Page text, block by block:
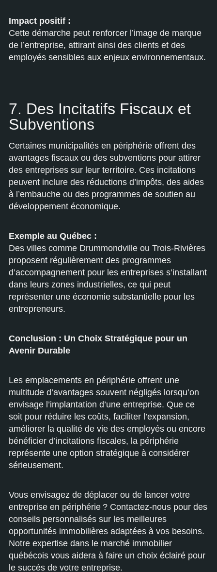
Impact positif :
Cette démarche peut renforcer l’image de marque
de l’entreprise, attirant ainsi des clients et des
employés sensibles aux enjeux environnementaux.
7. Des Incitatifs Fiscaux et
Subventions
Certaines municipalités en périphérie offrent des
avantages fiscaux ou des subventions pour attirer
des entreprises sur leur territoire. Ces incitations
peuvent inclure des réductions d’impôts, des aides
à l’embauche ou des programmes de soutien au
développement économique.
Exemple au Québec :
Des villes comme Drummondville ou Trois-Rivières
proposent régulièrement des programmes
d’accompagnement pour les entreprises s’installant
dans leurs zones industrielles, ce qui peut
représenter une économie substantielle pour les
entrepreneurs.
Conclusion : Un Choix Stratégique pour un
Avenir Durable
Les emplacements en périphérie offrent une
multitude d’avantages souvent négligés lorsqu’on
envisage l’implantation d’une entreprise. Que ce
soit pour réduire les coûts, faciliter l’expansion,
améliorer la qualité de vie des employés ou encore
bénéficier d’incitations fiscales, la périphérie
représente une option stratégique à considérer
sérieusement.
Vous envisagez de déplacer ou de lancer votre
entreprise en périphérie ? Contactez-nous pour des
conseils personnalisés sur les meilleures
opportunités immobilières adaptées à vos besoins.
Notre expertise dans le marché immobilier
québécois vous aidera à faire un choix éclairé pour
le succès de votre entreprise.